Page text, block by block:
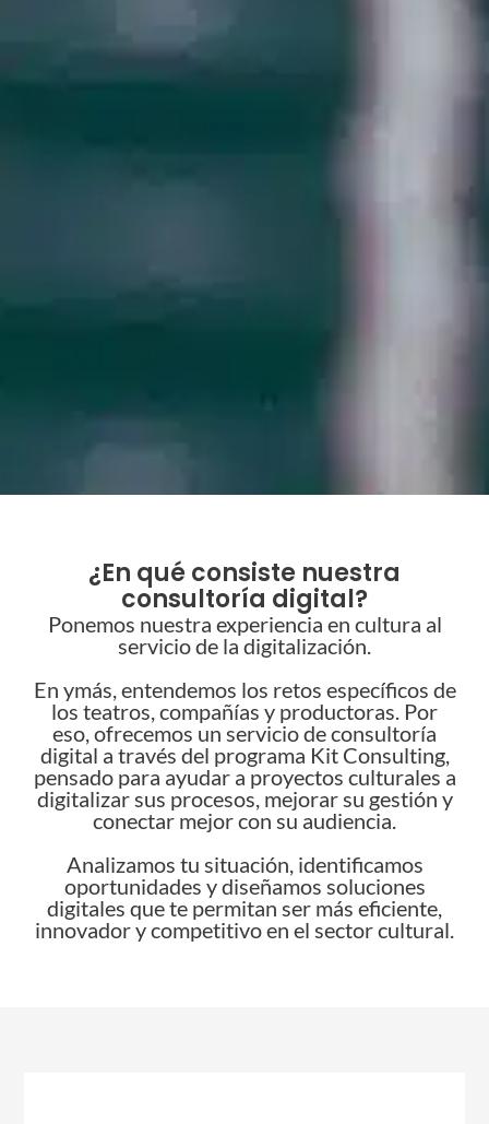
¿En qué consiste nuestra
consultoría digital?
Ponemos nuestra experiencia en cultura al
servicio de la digitalización.
En ymás, entendemos los retos específicos de
los teatros, compañías y productoras. Por
eso, ofrecemos un servicio de consultoría
digital a través del programa Kit Consulting,
pensado para ayudar a proyectos culturales a
digitalizar sus procesos, mejorar su gestión y
conectar mejor con su audiencia.
Analizamos tu situación, identificamos
oportunidades y diseñamos soluciones
digitales que te permitan ser más eficiente,
innovador y competitivo en el sector cultural.